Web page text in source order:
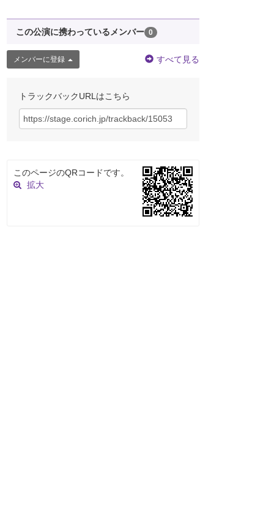
この公演に携わっているメンバー 0
メンバーに登録 すべて見る
トラックバックURLはこちら
このページのQRコードです。
拡大